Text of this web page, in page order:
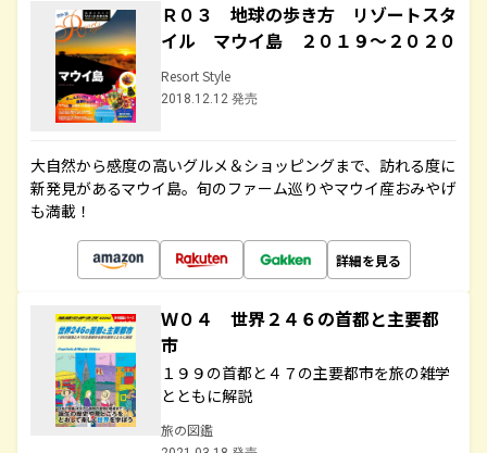
Ｒ０３ 地球の歩き方 リゾートスタ
イル マウイ島 ２０１９～２０２０
Resort Style
2018.12.12 発売
大自然から感度の高いグルメ＆ショッピングまで、訪れる度に
新発見があるマウイ島。旬のファーム巡りやマウイ産おみやげ
も満載！
詳細を見る
Ｗ０４ 世界２４６の首都と主要都
市
１９９の首都と４７の主要都市を旅の雑学
とともに解説
旅の図鑑